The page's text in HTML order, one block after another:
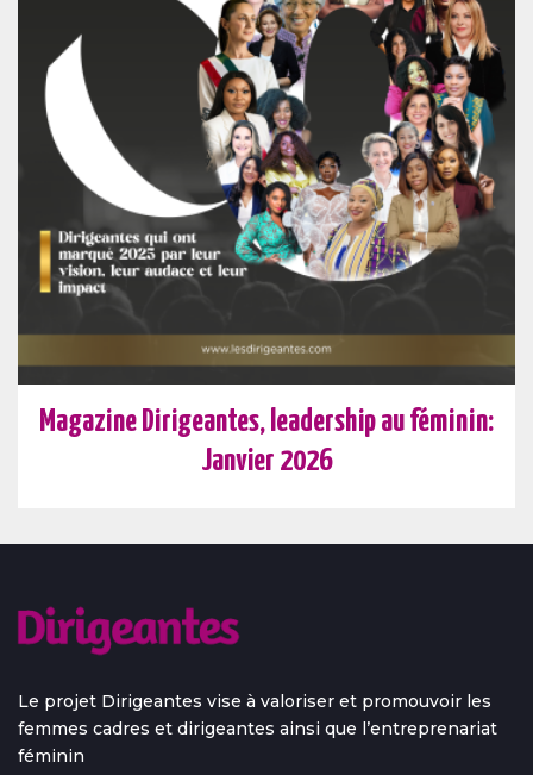
Magazine Dirigeantes, leadership au féminin:
Janvier 2026
Le projet Dirigeantes vise à valoriser et promouvoir les
femmes cadres et dirigeantes ainsi que l’entreprenariat
féminin